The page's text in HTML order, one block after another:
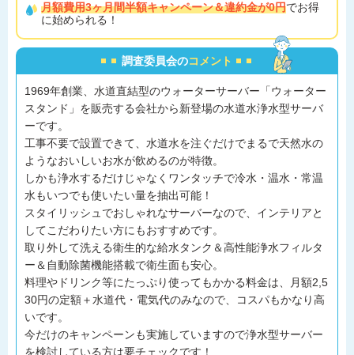
月額費用3ヶ月間半額キャンペーン＆違約金が0円でお得
に始められる！
調査委員会のコメント
1969年創業、水道直結型のウォーターサーバー「ウォーター
スタンド」を販売する会社から新登場の水道水浄水型サーバ
ーです。
工事不要で設置できて、水道水を注ぐだけでまるで天然水の
ようなおいしいお水が飲めるのが特徴。
しかも浄水するだけじゃなくワンタッチで冷水・温水・常温
水もいつでも使いたい量を抽出可能！
スタイリッシュでおしゃれなサーバーなので、インテリアと
してこだわりたい方にもおすすめです。
取り外して洗える衛生的な給水タンク＆高性能浄水フィルタ
ー＆自動除菌機能搭載で衛生面も安心。
料理やドリンク等にたっぷり使ってもかかる料金は、月額2,5
30円の定額＋水道代・電気代のみなので、コスパもかなり高
いです。
今だけのキャンペーンも実施していますので浄水型サーバー
を検討している方は要チェックです！